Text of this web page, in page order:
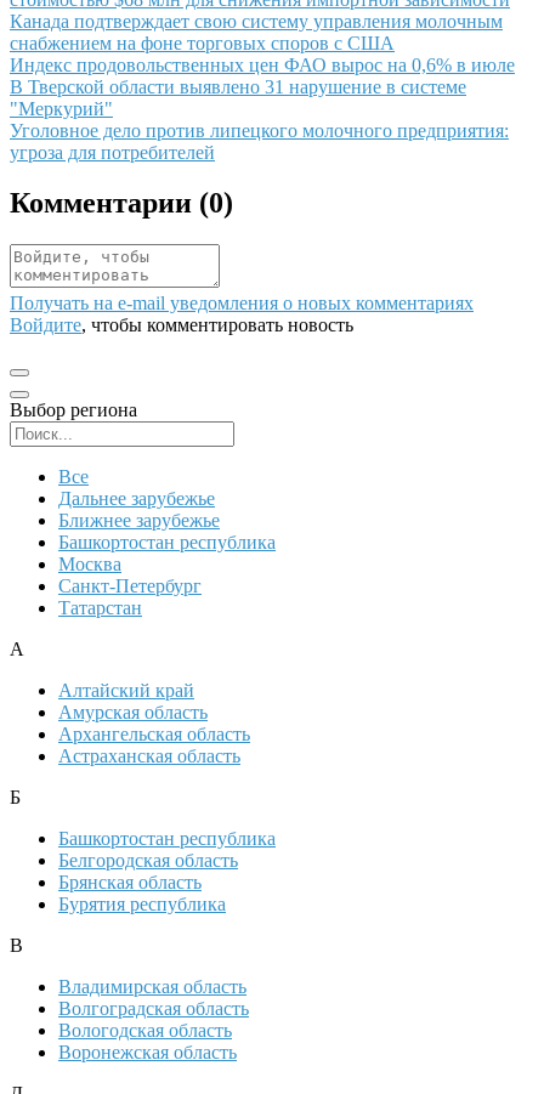
Иллюстрация новости
Канада подтверждает свою систему управления молочным
снабжением на фоне торговых споров с США
Иллюстрация новости
Индекс продовольственных цен ФАО вырос на 0,6% в июле
Иллюстрация новости
В Тверской области выявлено 31 нарушение в системе
"Меркурий"
Иллюстрация новости
Уголовное дело против липецкого молочного предприятия:
угроза для потребителей
Комментарии (0)
Получать на e‑mail уведомления о новых комментариях
Войдите, чтобы комментировать новость
Выбор региона
Все
Дальнее зарубежье
Ближнее зарубежье
Башкортостан республика
Москва
Санкт-Петербург
Татарстан
А
Алтайский край
Амурская область
Архангельская область
Астраханская область
Б
Башкортостан республика
Белгородская область
Брянская область
Бурятия республика
В
Владимирская область
Волгоградская область
Вологодская область
Воронежская область